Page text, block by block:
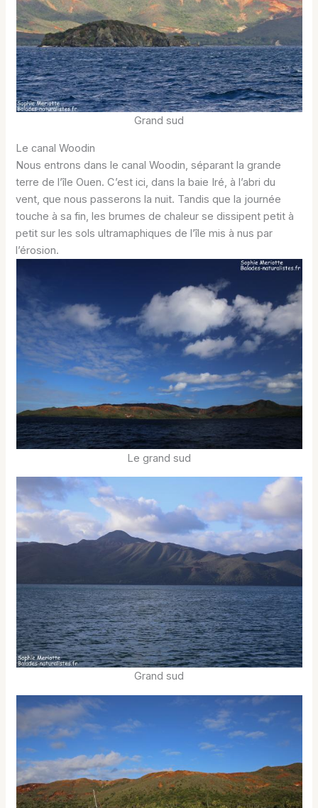
Grand sud
Le canal Woodin
Nous entrons dans le canal Woodin, séparant la grande
terre de l’île Ouen. C’est ici, dans la baie Iré, à l’abri du
vent, que nous passerons la nuit. Tandis que la journée
touche à sa fin, les brumes de chaleur se dissipent petit à
petit sur les sols ultramaphiques de l’île mis à nus par
l’érosion.
Le grand sud
Grand sud